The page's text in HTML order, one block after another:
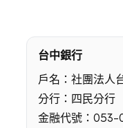
台中銀行
戶名：社團法人
分行：四民分行
金融代號：053-